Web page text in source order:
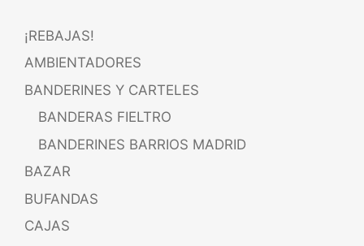
¡REBAJAS!
AMBIENTADORES
BANDERINES Y CARTELES
BANDERAS FIELTRO
BANDERINES BARRIOS MADRID
BAZAR
BUFANDAS
CAJAS